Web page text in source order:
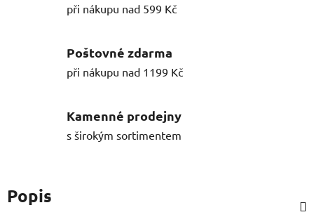
při nákupu nad 599 Kč
Poštovné zdarma
při nákupu nad 1199 Kč
Kamenné prodejny
s širokým sortimentem
Popis